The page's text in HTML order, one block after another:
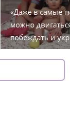
«Даже в самые
можно
побеждать и